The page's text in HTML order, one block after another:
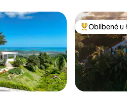
u hostů Nejlepší v
Oblíbené u